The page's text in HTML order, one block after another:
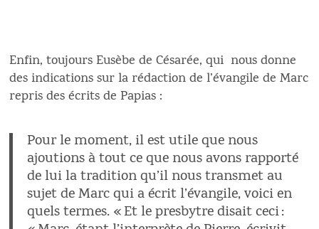
Enfin, toujours Eusèbe de Césarée, qui nous donne
des indications sur la rédaction de l’évangile de Marc
repris des écrits de Papias :
Pour le moment, il est utile que nous
ajoutions à tout ce que nous avons rapporté
de lui la tradition qu’il nous transmet au
sujet de Marc qui a écrit l’évangile, voici en
quels termes. « Et le presbytre disait ceci :